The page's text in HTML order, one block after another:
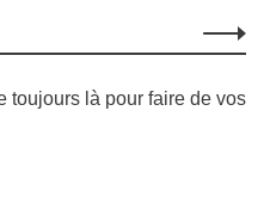
toujours là pour faire de vos